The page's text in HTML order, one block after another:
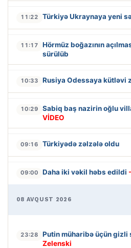
11:22 Türkiyə Ukraynaya yeni
11:17
Hörmüz boğazının
sürülüb
10:33 Rusiya Odessaya kütləvi
10:29 Sabiq baş nazirin oğlu
VİDEO
09:16 Türkiyədə zəlzələ oldu
09:00 Daha iki vəkil həbs edildi
08 AVQUST 2026
23:28 Putin müharibə üçün gizli
Zelenski